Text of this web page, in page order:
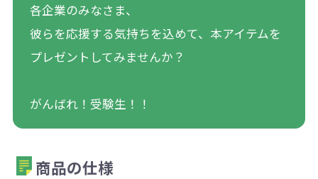
各企業のみなさま、
彼らを応援する気持ちを込めて、本アイテムを
プレゼントしてみませんか？
がんばれ！受験生！！
商品の仕様